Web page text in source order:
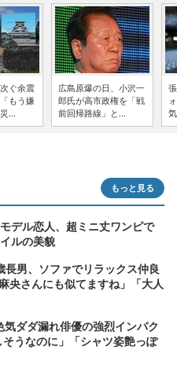
ぐ余震
もう嫌
...
広島原爆の日、小沢一
郎氏が高市政権を「戦
前回帰路線」と...
もっと見る
デル恋人、超ミニ丈ワンピで
ルの美貌
男、ソファでリラックス仲良
さんにも似てますね」「大人
ダダ漏れ俳優の強烈インパク
うなのに」「シャツ姿艶っぽ